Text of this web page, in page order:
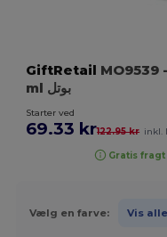
GiftRetail MO9539
ml بوتل
Starter ved
69.33 kr122.95 kr inkl.
Gratis
Vælg en farve: Vis alle